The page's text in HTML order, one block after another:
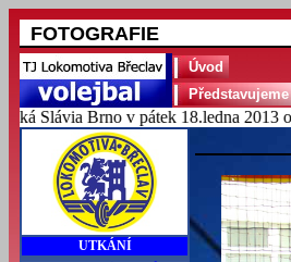
FOTOGRAFIE
Úvod
Představujeme
Brno v pátek 18.ledna 2013 od
UTKÁNÍ